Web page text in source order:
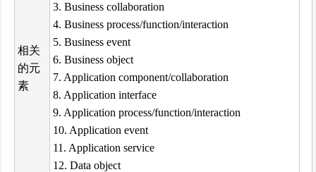
相关
的元
素
3. Business collaboration
4. Business process/function/interaction
5. Business event
6. Business object
7. Application component/collaboration
8. Application interface
9. Application process/function/interaction
10. Application event
11. Application service
12. Data object